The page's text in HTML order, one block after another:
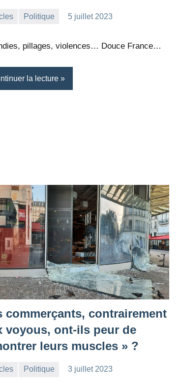
Politique
5 juillet 2023
pillages, violences… Douce France…
la lecture
commerçants, contrairement
voyous, ont-ils peur de
leurs muscles » ?
Politique
3 juillet 2023